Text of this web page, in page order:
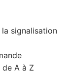
signalisation
A à Z